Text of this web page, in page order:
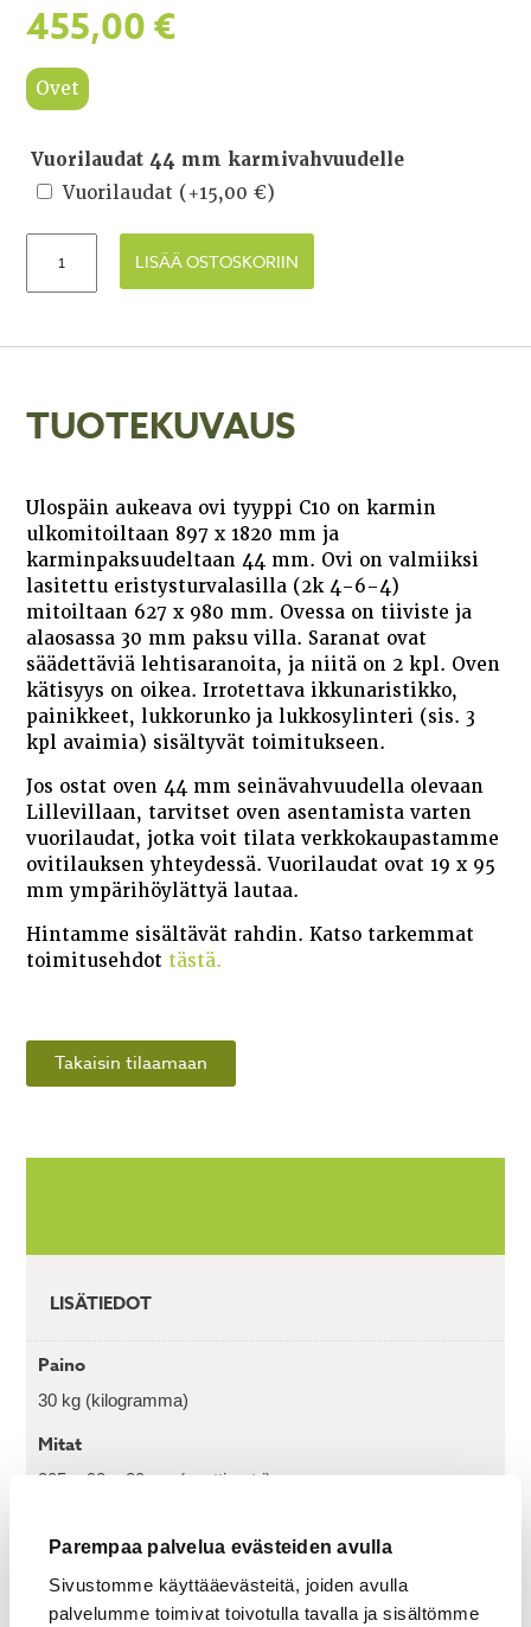
Parempaa palvelua evästeiden avulla
Sivustomme käyttääevästeitä, joiden avulla
palvelumme toimivat toivotulla tavalla ja sisältömme
455,00€
Ovet
Vuorilaudat 44 mm karmivahvuudelle
Vuorilaudat (+15,00€)
LISÄÄ OSTOSKORIIN
TUOTEKUVAUS
Ulospäin aukeava ovi tyyppi C10 on karmin
ulkomitoiltaan 897 x 1820 mm ja
karminpaksuudeltaan 44 mm. Ovi on valmiiksi
lasitettu eristysturvalasilla (2k 4-6-4)
mitoiltaan 627 x 980 mm. Ovessa on tiiviste ja
alaosassa 30 mm paksu villa. Saranat ovat
säädettäviä lehtisaranoita, ja niitä on 2 kpl. Oven
kätisyys on oikea. Irrotettava ikkunaristikko,
painikkeet, lukkorunko ja lukkosylinteri (sis. 3
kpl avaimia) sisältyvät toimitukseen.
Jos ostat oven 44 mm seinävahvuudella olevaan
Lillevillaan, tarvitset oven asentamista varten
vuorilaudat, jotka voit tilata verkkokaupastamme
ovitilauksen yhteydessä. Vuorilaudat ovat 19 x 95
mm ympärihöylättyä lautaa.
Hintamme sisältävät rahdin. Katso tarkemmat
toimitusehdot tästä.
Takaisin tilaamaan
LISÄTIEDOT
Paino
30 kg (kilogramma)
Mitat
205 × 92 × 20 cm (senttimetri)
Tuotetunnus (SKU)